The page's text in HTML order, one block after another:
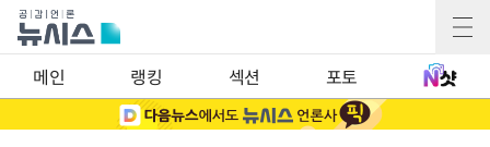
메인 랭킹 섹션 포토